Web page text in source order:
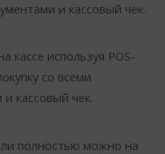
и кассовый чек.
кассе используя POS-
со всеми
кассовый чек.
полностью можно на